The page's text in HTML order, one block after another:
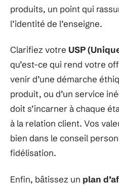
produits, un point qui
l’identité de l’enseigne.
Clarifiez votre USP
qu’est-ce qui rend votre
venir d’une démarche
produit, ou d’un service
doit s’incarner à chaque
à la relation client. Vos
bien dans le conseil
fidélisation.
Enfin, bâtissez un plan